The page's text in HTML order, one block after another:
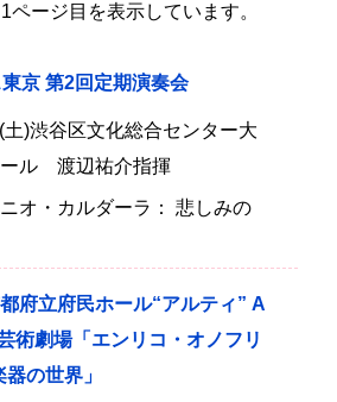
ページ目を表示しています。
京 第2回定期演奏会
)渋谷区文化総合センター大
ル 渡辺祐介指揮
オ・カルダーラ： 悲しみの
府立府民ホール“アルティ” A
術劇場「エンリコ・オノフリ
器の世界」